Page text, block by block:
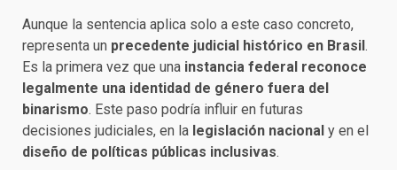
Aunque la sentencia aplica solo a este caso concreto,
representa un precedente judicial histórico en Brasil.
Es la primera vez que una instancia federal reconoce
legalmente una identidad de género fuera del
binarismo. Este paso podría influir en futuras
decisiones judiciales, en la legislación nacional y en el
diseño de políticas públicas inclusivas.